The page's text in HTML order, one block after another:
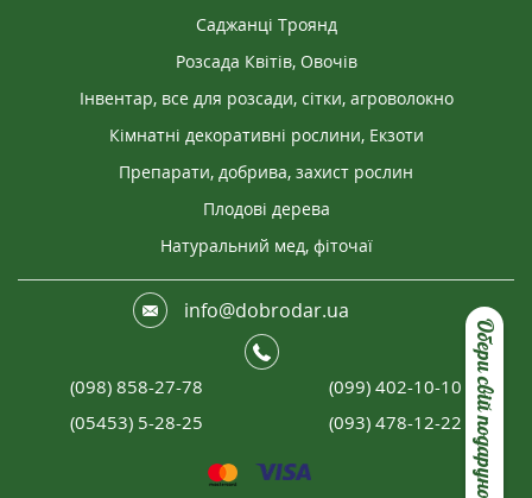
Обери свій подарунок
Саджанці Троянд
Розсада Квітів, Овочів
Інвентар, все для розсади, сітки, агроволокно
Кімнатні декоративні рослини, Екзоти
Препарати, добрива, захист рослин
Плодові дерева
Натуральний мед, фіточаї
info@dobrodar.ua
(098) 858-27-78
(099) 402-10-10
(05453) 5-28-25
(093) 478-12-22